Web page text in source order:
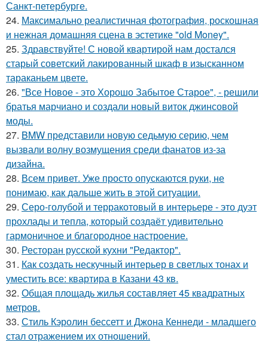
Санкт-петербурге.
24. Максимально реалистичная фотография, роскошная
и нежная домашняя сцена в эстетике "old Money".
25. Здравствуйте! С новой квартирой нам достался
старый советский лакированный шкаф в изысканном
тараканьем цвете.
26. "Все Новое - это Хорошо Забытое Старое", - решили
братья марчиано и создали новый виток джинсовой
моды.
27. BMW представили новую седьмую серию, чем
вызвали волну возмущения среди фанатов из-за
дизайна.
28. Всем привет. Уже просто опускаются руки, не
понимаю, как дальше жить в этой ситуации.
29. Серо-голубой и терракотовый в интерьере - это дуэт
прохлады и тепла, который создаёт удивительно
гармоничное и благородное настроение.
30. Ресторан русской кухни "Редактор".
31. Как создать нескучный интерьер в светлых тонах и
уместить все: квартира в Казани 43 кв.
32. Общая площадь жилья составляет 45 квадратных
метров.
33. Стиль Кэролин бессетт и Джона Кеннеди - младшего
стал отражением их отношений.